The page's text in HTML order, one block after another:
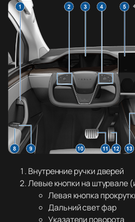
Внутренние ручки дверей
Левые кнопки на штурвале
Левая кнопка
Дальний свет фар
Указатели поворота